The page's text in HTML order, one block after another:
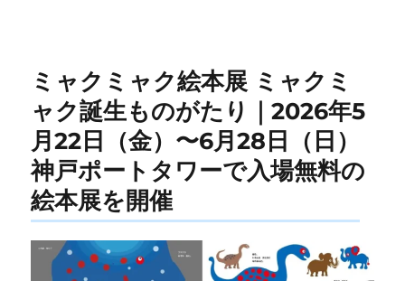
ミャクミャク絵本展 ミャクミ
ャク誕生ものがたり｜2026年5
月22日（金）〜6月28日（日）
神戸ポートタワーで入場無料の
絵本展を開催